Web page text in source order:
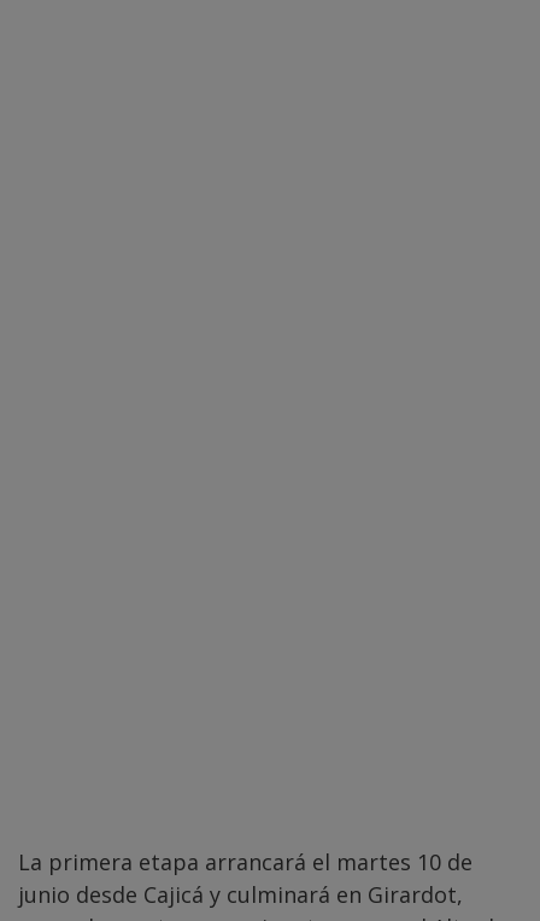
La primera etapa arrancará el martes 10 de
junio desde Cajicá y culminará en Girardot,